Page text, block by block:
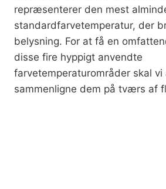
repræsenterer den mest
standardfarvetemperatur, der
belysning. For at få en
disse fire hyppigt anvendte
farvetemperaturområder skal vi
sammenligne dem på tværs af